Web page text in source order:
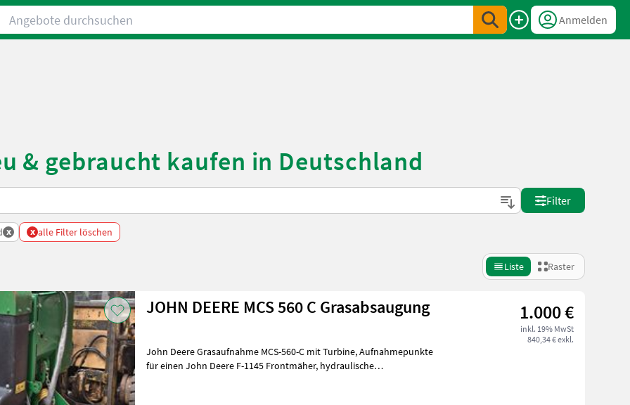
Angebote durchsuchen
Anmelden
& gebraucht kaufen in Deutschland
Filter
x x alle Filter löschen
Liste Raster
JOHN DEERE MCS 560 C Grasabsaugung 1.000 €
inkl. 19% MwSt
840,34 € exkl.
John Deere Grasaufnahme MCS-560-C mit Turbine, Aufnahmepunkte
für einen John Deere F-1145 Frontmäher, hydraulische